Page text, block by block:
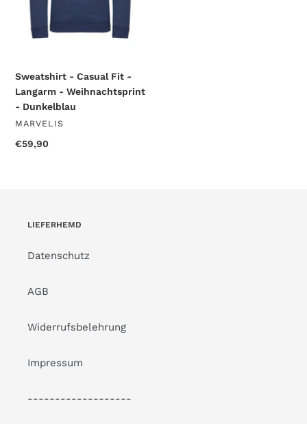
Dunkelblau
Sweatshirt - Casual Fit -
Langarm - Weihnachtsprint
- Dunkelblau
VERKÄUFER
MARVELIS
Normaler
€59,90
LIEFERHEMD
Datenschutz
AGB
Widerrufsbelehrung
Impressum
-------------------